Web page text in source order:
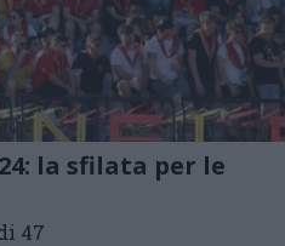
la sfilata per le
47